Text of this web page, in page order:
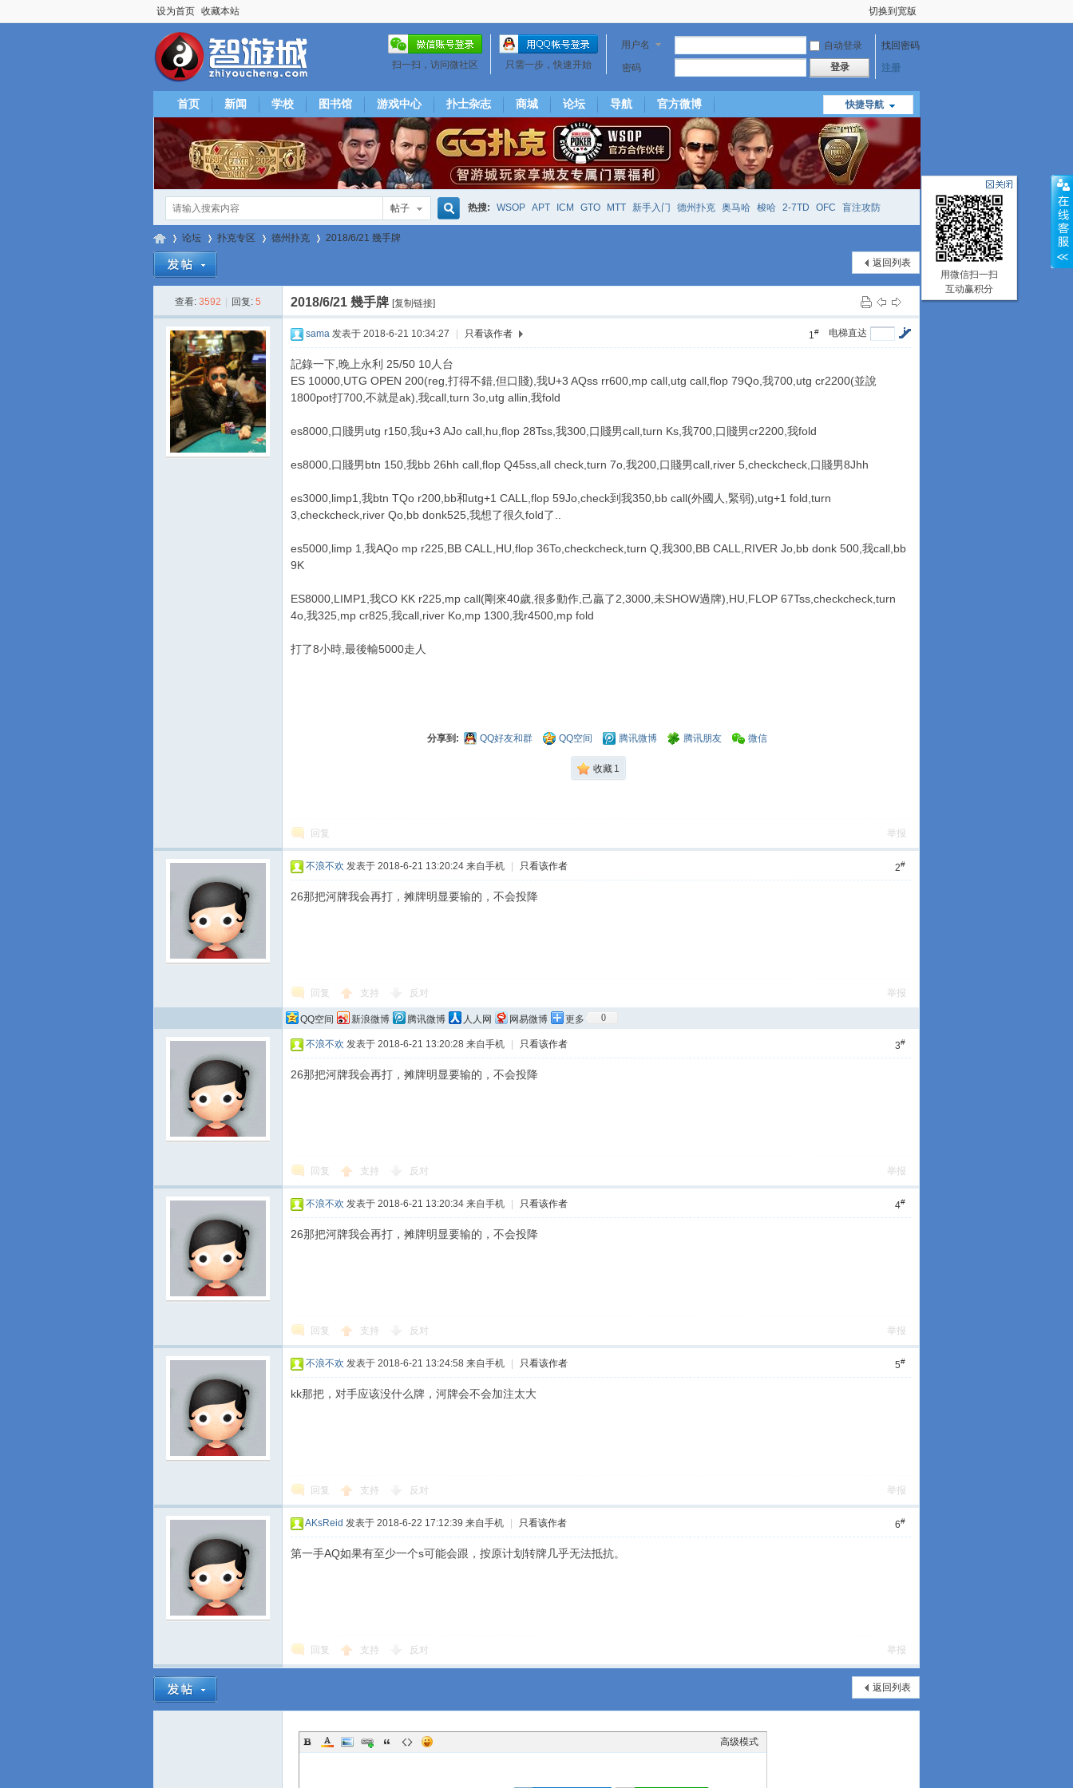
设为首页 收藏本站 切换到宽版
用户名 自动登录
找回密码
密码
登录 注册
只需一步，快速开始
扫一扫，访问微社区
快捷导航
首页 新闻 学校 图书馆 游戏中心 扑士杂志 商城 论坛 导航 官方微博
帖子 热搜: WSOP APT ICM GTO MTT 新手入门 德州扑克 奥马哈 梭哈 2-7TD OFC 盲注攻防
论坛
›
扑克专区
›
德州扑克
›
2018/6/21 幾手牌
返回列表
查看: 3592 回复: 5 2018/6/21 幾手牌 [复制链接]
电梯直达
1#
sama 发表于 2018-6-21 10:34:27 只看该作者
記錄一下,晚上永利 25/50 10人台
ES 10000,UTG OPEN 200(reg,打得不錯,但口賤),我U+3 AQss rr600,mp call,utg call,flop 79Qo,我700,utg cr2200(並說
1800pot打700,不就是ak),我call,turn 3o,utg allin,我fold
es8000,口賤男utg r150,我u+3 AJo call,hu,flop 28Tss,我300,口賤男call,turn Ks,我700,口賤男cr2200,我fold
es8000,口賤男btn 150,我bb 26hh call,flop Q45ss,all check,turn 7o,我200,口賤男call,river 5,checkcheck,口賤男8Jhh
es3000,limp1,我btn TQo r200,bb和utg+1 CALL,flop 59Jo,check到我350,bb call(外國人,緊弱),utg+1 fold,turn
3,checkcheck,river Qo,bb donk525,我想了很久fold了..
es5000,limp 1,我AQo mp r225,BB CALL,HU,flop 36To,checkcheck,turn Q,我300,BB CALL,RIVER Jo,bb donk 500,我call,bb
9K
ES8000,LIMP1,我CO KK r225,mp call(剛來40歲,很多動作,己贏了2,3000,未SHOW過牌),HU,FLOP 67Tss,checkcheck,turn
4o,我325,mp cr825,我call,river Ko,mp 1300,我r4500,mp fold
打了8小時,最後輸5000走人
分享到: QQ好友和群 QQ空间 腾讯微博 腾讯朋友 微信
收藏 1
回复 举报
2#
不浪不欢 发表于 2018-6-21 13:20:24 来自手机 只看该作者
26那把河牌我会再打，摊牌明显要输的，不会投降
回复 支持 反对 举报
QQ空间 新浪微博 腾讯微博 人人网 网易微博 更多 0
3#
不浪不欢 发表于 2018-6-21 13:20:28 来自手机 只看该作者
26那把河牌我会再打，摊牌明显要输的，不会投降
回复 支持 反对 举报
4#
不浪不欢 发表于 2018-6-21 13:20:34 来自手机 只看该作者
26那把河牌我会再打，摊牌明显要输的，不会投降
回复 支持 反对 举报
5#
不浪不欢 发表于 2018-6-21 13:24:58 来自手机 只看该作者
kk那把，对手应该没什么牌，河牌会不会加注太大
回复 支持 反对 举报
6#
AKsReid 发表于 2018-6-22 17:12:39 来自手机 只看该作者
第一手AQ如果有至少一个s可能会跟，按原计划转牌几乎无法抵抗。
回复 支持 反对 举报
返回列表
高级模式
用微信扫一扫
互动赢积分